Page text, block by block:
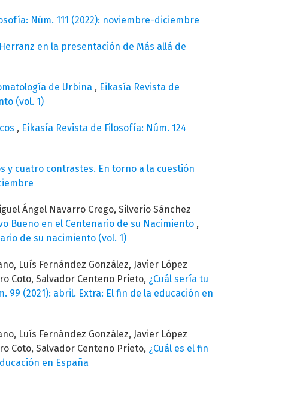
Núm. 111 (2022): noviembre-diciembre
en la presentación de Más allá de
de Urbina , Eikasía Revista de
(vol. 1)
, Eikasía Revista de Filosofía: Núm. 124
y cuatro contrastes. En torno a la cuestión
Ángel Navarro Crego, Silverio Sánchez
Bueno en el Centenario de su Nacimiento ,
de su nacimiento (vol. 1)
Luís Fernández González, Javier López
Coto, Salvador Centeno Prieto, ¿Cuál sería tu
99 (2021): abril. Extra: El fin de la educación en
Luís Fernández González, Javier López
Coto, Salvador Centeno Prieto, ¿Cuál es el fin
en España